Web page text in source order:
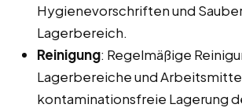
Hygienevorschriften und
Lagerbereich.
Reinigung: Regelmäßige
Lagerbereiche und
kontaminationsfreie Lagerung